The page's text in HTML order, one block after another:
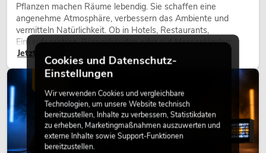
Pflanzen machen Räume lebendig. Sie schaffen eine
angenehme Atmosphäre, verbessern das Ambiente und
vermitteln Natürlichkeit. Ob in Hotels, Restaurants,
Einkaufszentren, Bürogebäuden oder auf Messeständen:
eine hochwertige Begrünung gehört heute längst zum
modernen Raumkonzept.
Jetzt lesen
LICHT
Cookies und Datenschutz-
Einstellungen
Wir verwenden Cookies und vergleichbare
Technologien, um unsere Website technisch
bereitzustellen, Inhalte zu verbessern, Statistikdaten
zu erheben, Marketingmaßnahmen auszuwerten und
externe Inhalte sowie Support-Funktionen
bereitzustellen.